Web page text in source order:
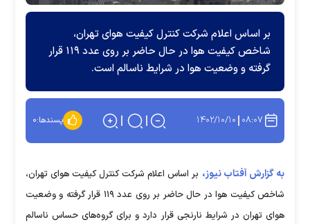
بر اساس اعلام شرکت کنترل کیفیت هوای تهران،
شاخص کیفیت هوا در حال حاضر بر روی عدد ۱۱۹ قرار
گرفته و وضعیت هوا در شرایط ناسالم است.
۰۸:۰۷ ۱۴۰۲/۱۰/۱۰ پسندها:۰
به گزارش آفتاب نیوز، بر اساس اعلام شرکت کنترل کیفیت هوای تهران،
شاخص کیفیت هوا در حال حاضر بر روی عدد ۱۱۹ قرار گرفته و وضعیت
هوای تهران در شرایط نارنجی قرار دارد و برای گروه‌های حساس ناسالم